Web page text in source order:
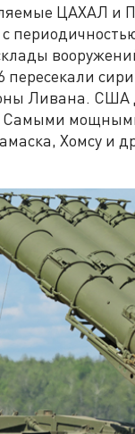
ЦАХАЛ и
пересекали
Ливана.
Самыми
Хомсу и